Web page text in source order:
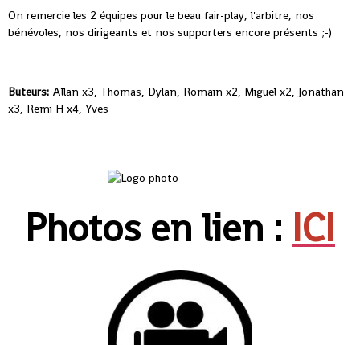
On remercie les 2 équipes pour le beau fair-play, l'arbitre, nos
bénévoles, nos dirigeants et nos supporters encore présents ;-)
Buteurs: Allan x3, Thomas, Dylan, Romain x2, Miguel x2, Jonathan
x3, Remi H x4, Yves
Photos en lien : ICI